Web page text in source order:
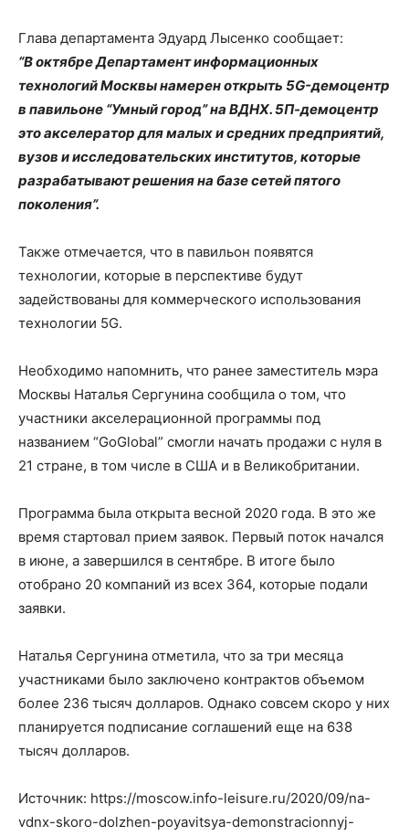
Глава департамента Эдуард Лысенко сообщает:
“В октябре Департамент информационных
технологий Москвы намерен открыть 5G-демоцентр
в павильоне “Умный город” на ВДНХ. 5П-демоцентр
это акселератор для малых и средних предприятий,
вузов и исследовательских институтов, которые
разрабатывают решения на базе сетей пятого
поколения”.
Также отмечается, что в павильон появятся
технологии, которые в перспективе будут
задействованы для коммерческого использования
технологии 5G.
Необходимо напомнить, что ранее заместитель мэра
Москвы Наталья Сергунина сообщила о том, что
участники акселерационной программы под
названием “GoGlobal” смогли начать продажи с нуля в
21 стране, в том числе в США и в Великобритании.
Программа была открыта весной 2020 года. В это же
время стартовал прием заявок. Первый поток начался
в июне, а завершился в сентябре. В итоге было
отобрано 20 компаний из всех 364, которые подали
заявки.
Наталья Сергунина отметила, что за три месяца
участниками было заключено контрактов объемом
более 236 тысяч долларов. Однако совсем скоро у них
планируется подписание соглашений еще на 638
тысяч долларов.
Источник: https://moscow.info-leisure.ru/2020/09/na-
vdnx-skoro-dolzhen-poyavitsya-demonstracionnyj-